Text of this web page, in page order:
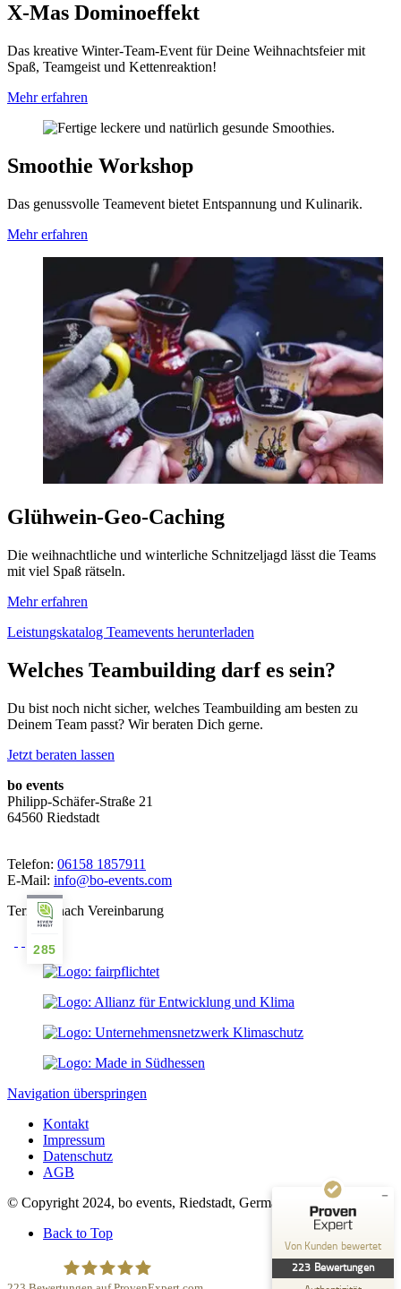
X-Mas Dominoeffekt
Das kreative Winter-Team-Event für Deine Weihnachtsfeier mit
Spaß, Teamgeist und Kettenreaktion!
Mehr erfahren
Smoothie Workshop
Das genussvolle Teamevent bietet Entspannung und Kulinarik.
Mehr erfahren
Glühwein-Geo-Caching
Die weihnachtliche und winterliche Schnitzeljagd lässt die Teams
mit viel Spaß rätseln.
Mehr erfahren
Leistungskatalog Teamevents herunterladen
Welches Teambuilding darf es sein?
Du bist noch nicht sicher, welches Teambuilding am besten zu
Deinem Team passt? Wir beraten Dich gerne.
Jetzt beraten lassen
bo events
Philipp-Schäfer-Straße 21
64560 Riedstadt
Telefon: 06158 1857911
E-Mail: info@bo-events.com
Termine nach Vereinbarung
Navigation überspringen
Kontakt
Impressum
Datenschutz
AGB
© Copyright 2024, bo events, Riedstadt, Germany
Back to Top
285
Von Kunden bewertet
223 Bewertungen
152
Bewertungen auf
ProvenExpert.com
Bewertungen von
5
Blick aufs ProvenExpert-Profil werfen